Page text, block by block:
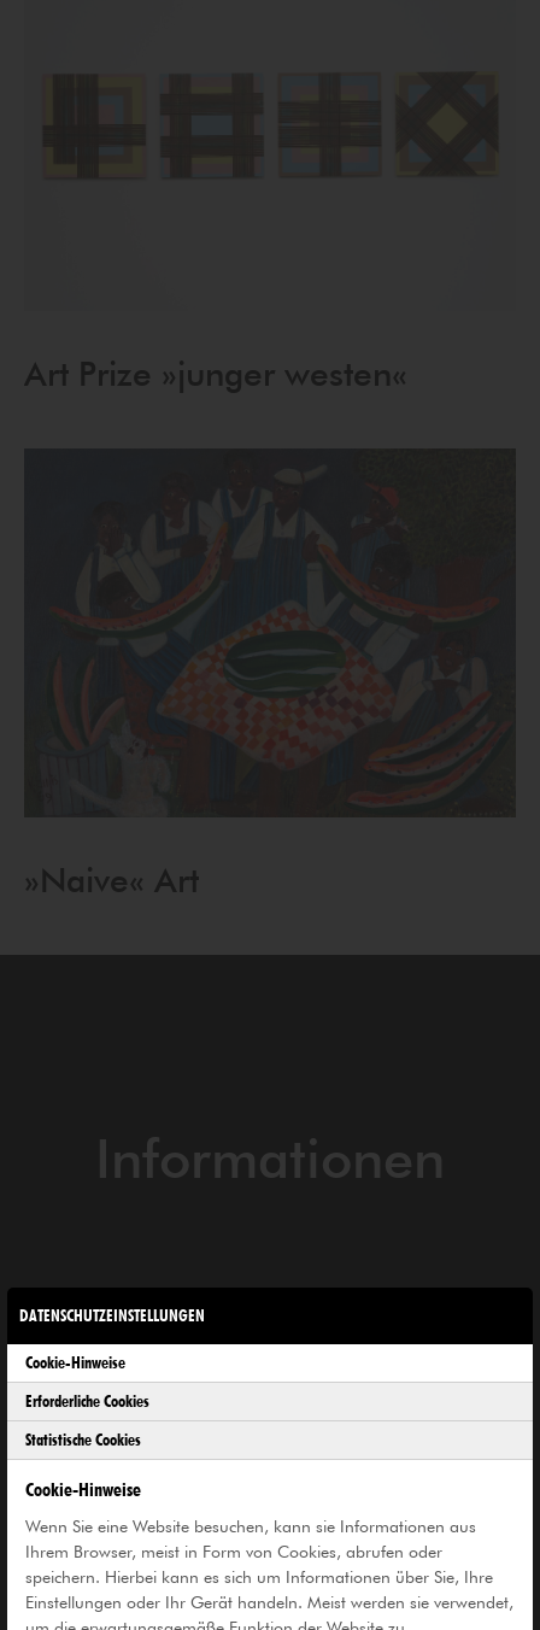
Art Prize »junger westen«
»Naive« Art
Informationen
Opening Hours
Tuesday - Sunday and on public
holidays
Christmas Eve and New Years 11am - 2pm
Monday closed
DATENSCHUTZEINSTELLUNGEN
Cookie-Hinweise
Erforderliche Cookies
Statistische Cookies
Cookie-Hinweise
Wenn Sie eine Website besuchen, kann sie Informationen aus
Ihrem Browser, meist in Form von Cookies, abrufen oder
speichern. Hierbei kann es sich um Informationen über Sie, Ihre
Einstellungen oder Ihr Gerät handeln. Meist werden sie verwendet,